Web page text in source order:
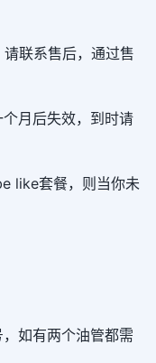
联系售后，通过售
月后失效，到时请
like套餐，则当你未
如有两个油管都需